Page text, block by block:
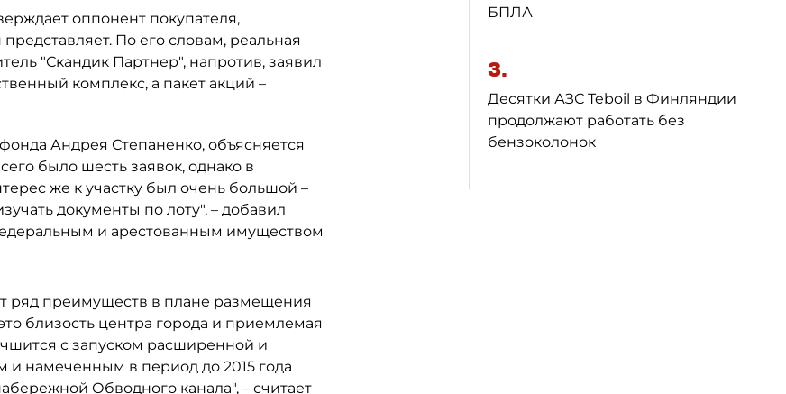
оппонент покупателя,
По его словам, реальная
"Скандик Партнер", напротив, заявил
комплекс, а пакет акций –
Андрея Степаненко, объясняется
было шесть заявок, однако в
же к участку был очень большой –
документы по лоту", – добавил
и арестованным имуществом
ряд преимуществ в плане размещения
близость центра города и приемлемая
с запуском расширенной и
намеченным в период до 2015 года
Обводного канала", – считает
БПЛА
3.
Десятки АЗС Teboil в Финляндии
продолжают работать без
бензоколонок